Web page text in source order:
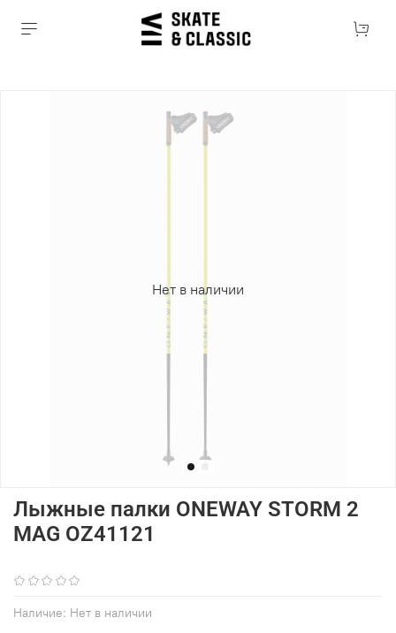
Нет в наличии
Наличие: Нет в наличии
Лыжные палки ONEWAY STORM 2
MAG OZ41121